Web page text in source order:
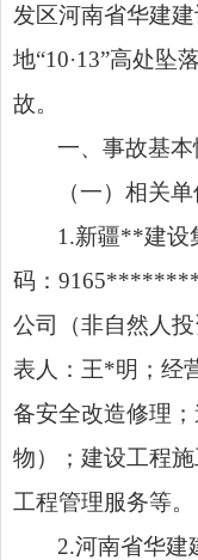
发区河南省华建
地“10·13”高处坠
故。
一、事故基
（一）相关
1.新疆**建设
码：
公司（非自然人
表人：王*明；经
备安全改造修理
物）；建设工程
工程管理服务等。
2.河南省华建